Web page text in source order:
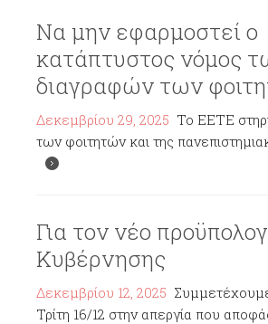
Να μην εφαρμοστεί ο
κατάπτυστος νόμος
διαγραφών των
Δεκεμβρίου 29, 2025 Το ΕΕΤΕ
των φοιτητών και της
Για τον νέο
Κυβέρνησης
Δεκεμβρίου 12, 2025
Τρίτη 16/12 στην απεργία που